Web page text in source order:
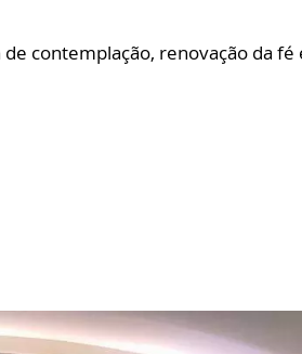
contemplação, renovação da